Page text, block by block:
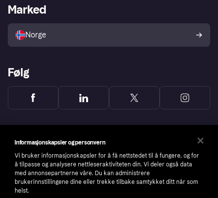
Utforsk butikker
Merchant portal
Marked
Norge
Følg
Informasjonskapsler og personvern
Vi bruker informasjonskapsler for å få nettstedet til å fungere, og for
å tilpasse og analysere nettleseraktiviteten din. Vi deler også data
med annonsepartnerne våre. Du kan administrere
brukerinnstillingene dine eller trekke tilbake samtykket ditt når som
helst.